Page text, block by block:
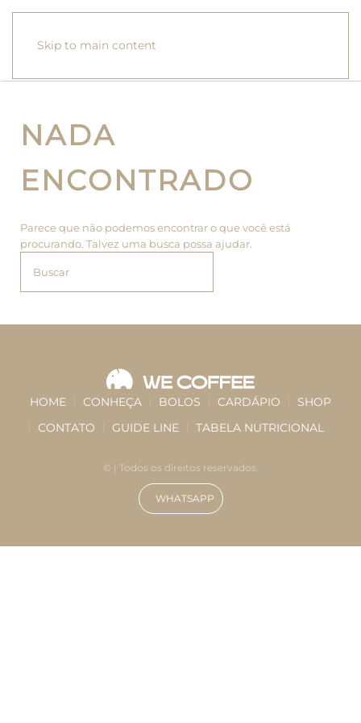
Skip to main content
NADA
ENCONTRADO
Parece que não podemos encontrar o que você está
procurando. Talvez uma busca possa ajudar.
HOME CONHEÇA BOLOS CARDÁPIO
SHOP
CONTATO
GUIDE LINE TABELA NUTRICIONAL
© | Todos os direitos reservados.
WHATSAPP